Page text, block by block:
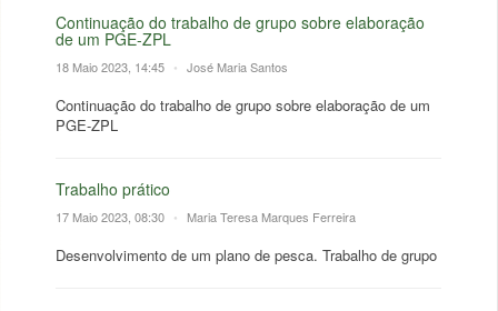
Continuação do trabalho de grupo sobre elaboração
de um PGE-ZPL
18 Maio 2023, 14:45 • José Maria Santos
Continuação do trabalho de grupo sobre elaboração de um
PGE-ZPL
Trabalho prático
17 Maio 2023, 08:30 • Maria Teresa Marques Ferreira
Desenvolvimento de um plano de pesca. Trabalho de grupo